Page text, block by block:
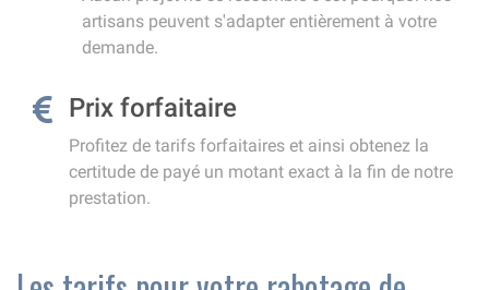
artisans peuvent s'adapter entièrement à votre
demande.
Prix forfaitaire
Profitez de tarifs forfaitaires et ainsi obtenez la
certitude de payé un motant exact à la fin de notre
prestation.